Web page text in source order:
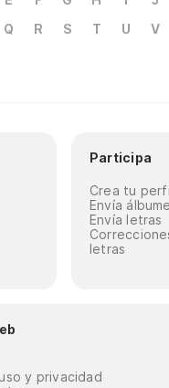
Q R S T U V
Participa
Crea tu
Envía
Envía letras
letras
y privacidad